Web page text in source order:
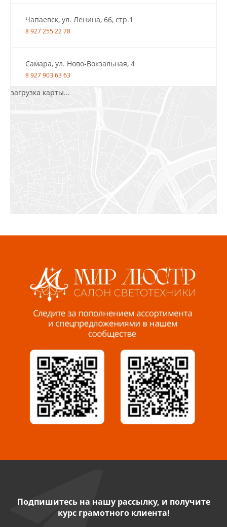
Чапаевск, ул. Ленина, 66, стр.1
8 927 255 22 78
Самара, ул. Ново-Вокзальная, 4
8 927 903 63 63
Пенза, ул. Пролетарская, 61 ТЦ "Стройбери"
Миасс, ул. Романенко, 95
8 922 500 30 39
Сызрань, ул. Декабристов, 1А
8 927 009 54 63
Саратов, ул. Танкистов, 37 (БЦ «Дикомп»)
Нефтекамск, ул. Ленина, 62
загрузка карты...
Подпишитесь на нашу рассылку, и получите
курс грамотного клиента!